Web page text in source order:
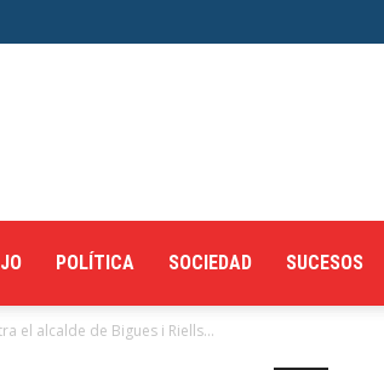
POLÍTICA SOCIEDAD SUCESOS
el alcalde de Bigues i Riells...